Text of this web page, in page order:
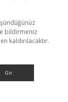
bildirmeniz
kaldırılacaktır.